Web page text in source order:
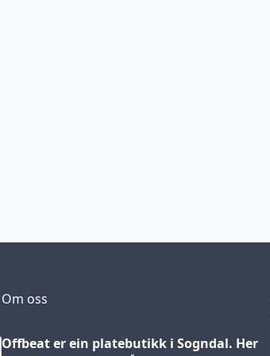
Om oss
Offbeat er ein platebutikk i Sogndal. Her